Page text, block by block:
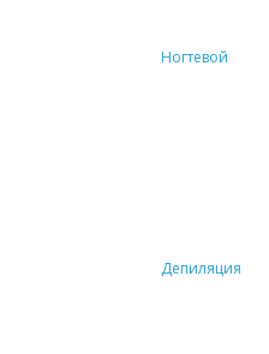
Ногтевой
Депиляция